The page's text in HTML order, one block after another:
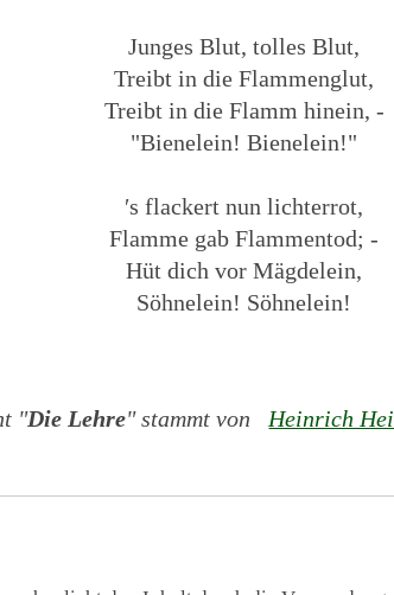
Junges Blut, tolles Blut,
Treibt in die Flammenglut,
Treibt in die Flamm hinein, -
"Bienelein! Bienelein!"
′s flackert nun lichterrot,
Flamme gab Flammentod; -
Hüt dich vor Mägdelein,
Söhnelein! Söhnelein!
"Die Lehre" stammt von Heinrich